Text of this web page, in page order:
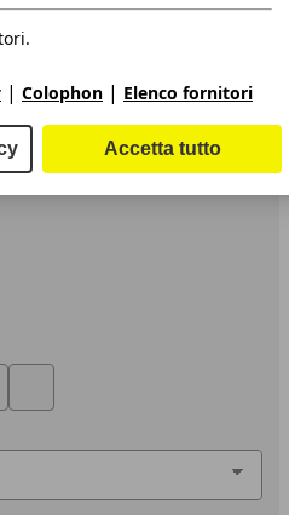
| Colophon | Elenco fornitori
Accetta tutto